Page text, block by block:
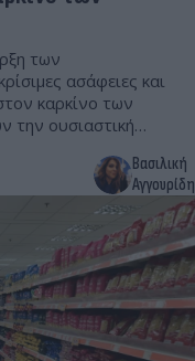
των
ασάφειες και
καρκίνο των
την ουσιαστική
Βασιλική
Αγγουρίδη